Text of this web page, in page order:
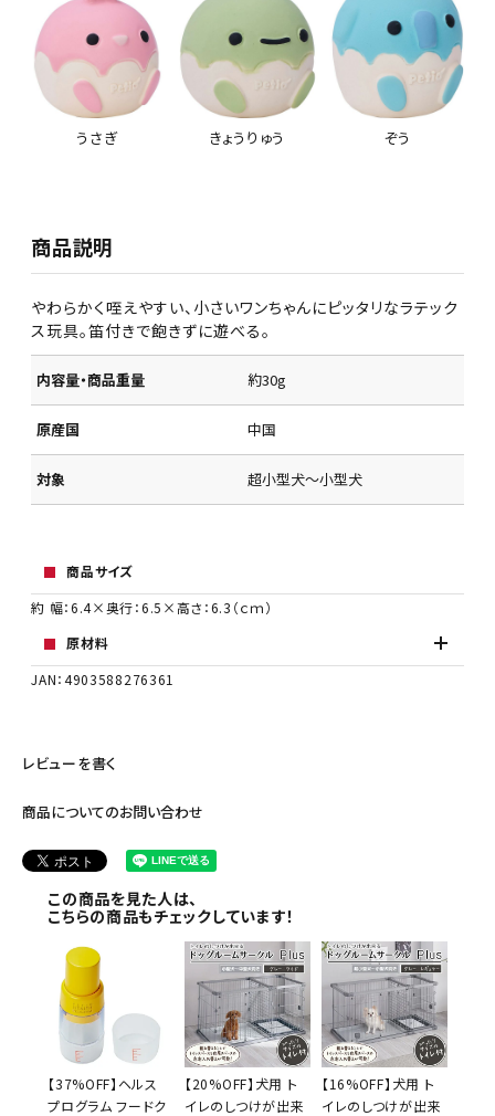
うさぎ きょうりゅう ぞう
商品説明
やわらかく咥えやすい、小さいワンちゃんにピッタリなラテック
ス玩具。笛付きで飽きずに遊べる。
内容量・商品重量 約30g
原産国 中国
対象 超小型犬～小型犬
商品サイズ
約 幅：6.4×奥行：6.5×高さ：6.3（ｃｍ）
原材料
JAN：4903588276361
レビューを書く
商品についてのお問い合わせ
この商品を見た人は、
こちらの商品もチェックしています！
【37%OFF】ヘルス
プログラム フードク
【20%OFF】犬用 ト
イレのしつけが出来
【16%OFF】犬用 ト
イレのしつけが出来